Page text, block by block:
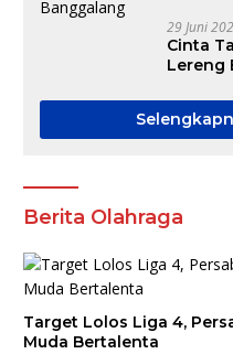
29 Juni
Cinta
Lereng
Berita Olahraga
Target Lolos Liga 4,
Muda Bertalenta